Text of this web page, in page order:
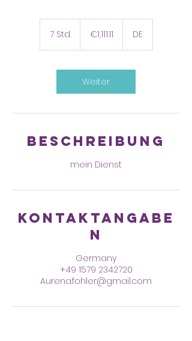
7 Std.7
d
€1,111.11 DE
Weiter
Beschreibung
Kontaktangabe
n
Germany
+49 1579 2342720
Aurena.fohler@gmail.com